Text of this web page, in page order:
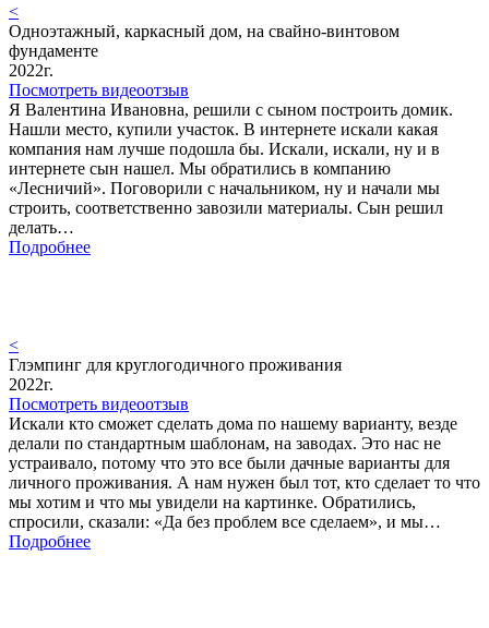
<
Одноэтажный, каркасный дом, на свайно-винтовом
фундаменте
2022г.
Посмотреть видеоотзыв
Я Валентина Ивановна, решили с сыном построить домик.
Нашли место, купили участок. В интернете искали какая
компания нам лучше подошла бы. Искали, искали, ну и в
интернете сын нашел. Мы обратились в компанию
«Лесничий». Поговорили с начальником, ну и начали мы
строить, соответственно завозили материалы. Сын решил
делать…
Подробнее
<
Глэмпинг для круглогодичного проживания
2022г.
Посмотреть видеоотзыв
Искали кто сможет сделать дома по нашему варианту, везде
делали по стандартным шаблонам, на заводах. Это нас не
устраивало, потому что это все были дачные варианты для
личного проживания. А нам нужен был тот, кто сделает то что
мы хотим и что мы увидели на картинке. Обратились,
спросили, сказали: «Да без проблем все сделаем», и мы…
Подробнее